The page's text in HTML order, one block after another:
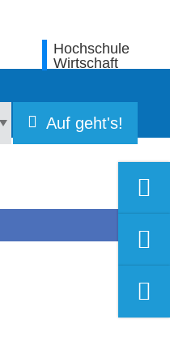
Hochschule
Wirtschaft
Auf geht's!